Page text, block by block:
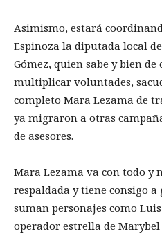
Asimismo, estará
Espinoza la diputada local
Gómez, quien sabe y bien
multiplicar voluntades,
completo Mara Lezama de
ya migraron a otras
de asesores.
Mara Lezama va con todo y
respaldada y tiene consigo a
suman personajes como
operador estrella de